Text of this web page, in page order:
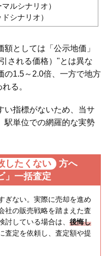
ルシナリオ）
シナリオ）
としては「公示地価」
される価格）"とは異な
の1.5～2.0倍、一方で地方
る。
指標がないため、当サ
駅単位での網羅的な実勢
したくない
方へ
」一括査定
ぎない。実際に売却を進め
社の販売戦略を踏まえた査
している場合は、 後悔し
査定を依頼し、査定額や提